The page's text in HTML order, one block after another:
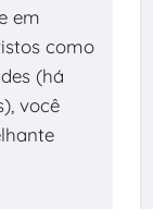
em
como
(há
você